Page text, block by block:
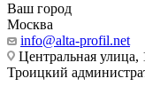
Ваш город
Москва
info@alta-profil.net
Центральная улица,
Троицкий